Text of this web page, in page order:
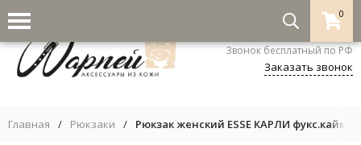
0
8-800-333-5530
Звонок бесплатный по РФ
Заказать звонок
Главная / Рюкзаки / Рюкзак женский ESSE КАРЛИ фукс.кайм